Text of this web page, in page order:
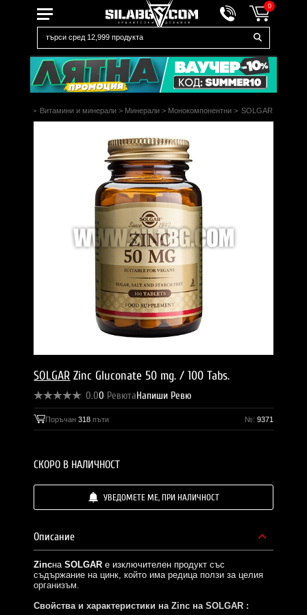
0
> Витамини и минерали > Минерали > Монокомпонентни > SOLGAR
SOLGAR Zinc Gluconate 50 mg. / 100 Tabs.
0.00 РевютаНапиши Ревю
Поръчан318 пъти №: 9371
СКОРО В НАЛИЧНОСТ
УВЕДОМЕТЕ МЕ, ПРИ НАЛИЧНОСТ
Описание
ZincнаSOLGARе изключителен продукт със
съдържание на цинк, който има редица ползи за целия
организъм.
Свойства и характеристики на Zinc на SOLGAR :